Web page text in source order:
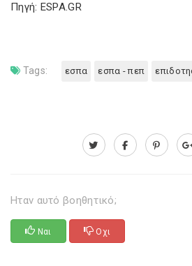
Πηγή: ESPA.GR
Tags: εσπα εσπα - πεπ
Ηταν αυτό βοηθητικό;
Ναι Οχι